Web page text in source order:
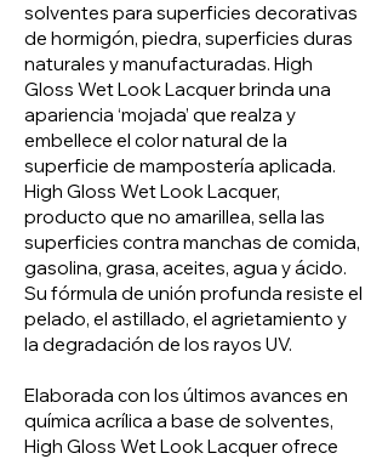
solventes para superficies decorativas
de hormigón, piedra, superficies duras
naturales y manufacturadas. High
Gloss Wet Look Lacquer brinda una
apariencia ‘mojada’ que realza y
embellece el color natural de la
superficie de mampostería aplicada.
High Gloss Wet Look Lacquer,
producto que no amarillea, sella las
superficies contra manchas de comida,
gasolina, grasa, aceites, agua y ácido.
Su fórmula de unión profunda resiste el
pelado, el astillado, el agrietamiento y
la degradación de los rayos UV.
Elaborada con los últimos avances en
química acrílica a base de solventes,
High Gloss Wet Look Lacquer ofrece